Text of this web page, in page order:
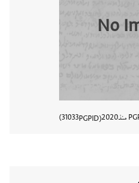
No
2020
PGPID
31033